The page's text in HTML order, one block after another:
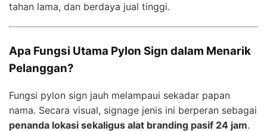
tahan lama, dan berdaya jual tinggi.
Apa Fungsi Utama Pylon Sign dalam Menarik
Pelanggan?
Fungsi pylon sign jauh melampaui sekadar papan
nama. Secara visual, signage jenis ini berperan sebagai
penanda lokasi sekaligus alat branding pasif 24 jam.